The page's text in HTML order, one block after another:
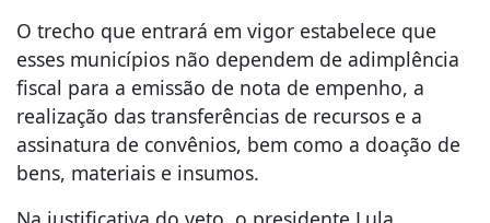
O trecho que entrará em vigor estabelece que
esses municípios não dependem de adimplência
fiscal para a emissão de nota de empenho, a
realização das transferências de recursos e a
assinatura de convênios, bem como a doação de
bens, materiais e insumos.